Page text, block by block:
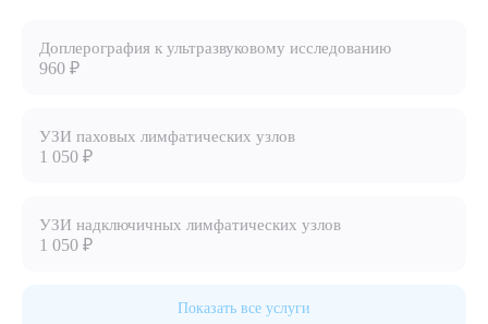
ЗАКАЗАТЬ ЗВОНОК
Доплерография к ультразвуковому исследованию
960 ₽
УЗИ паховых лимфатических узлов
1 050 ₽
УЗИ надключичных лимфатических узлов
1 050 ₽
Показать все услуги